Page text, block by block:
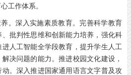
工作体系。
。深入实施素质教育。完善科学教育
批判性思维和创新能力培养，强化科
人工智能全学段教育，提升学生人工
决问题的能力。推进校园文化建设，
。深入推进国家通用语言文字普及攻